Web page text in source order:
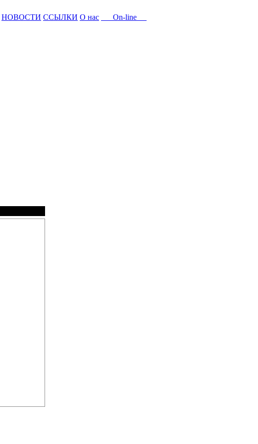
НОВОСТИ ССЫЛКИ О нас On-line